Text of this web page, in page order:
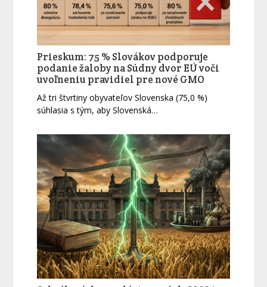
Prieskum: 75 % Slovákov podporuje
podanie žaloby na Súdny dvor EÚ voči
uvoľneniu pravidiel pre nové GMO
Až tri štvrtiny obyvateľov Slovenska (75,0 %)
súhlasia s tým, aby Slovenská…